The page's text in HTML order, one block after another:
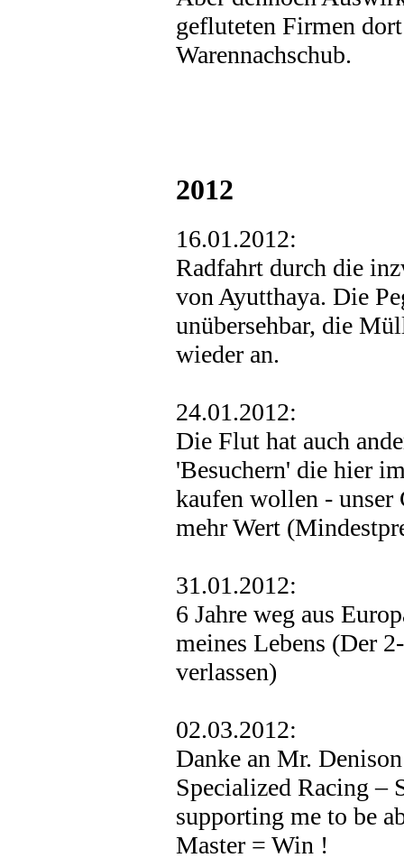
gefluteten Firmen
Warennachschub.
2012
16.01.2012:
Radfahrt durch die
von Ayutthaya. Die
unübersehbar, die
wieder an.
24.01.2012:
Die Flut hat auch
'Besuchern' die hier
kaufen wollen -
mehr Wert
31.01.2012:
6 Jahre weg aus
meines Lebens (Der
verlassen)
02.03.2012:
Danke an Mr.
Specialized Racing –
supporting me to be
Master = Win !